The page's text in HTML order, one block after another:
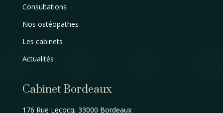
Consultations
Nos ostéopathes
Les cabinets
Actualités
Cabinet Bordeaux
176 Rue Lecocq, 33000 Bordeaux